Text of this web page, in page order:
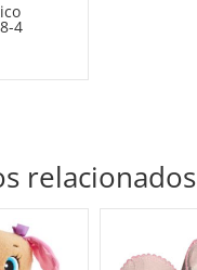
4
relacionados